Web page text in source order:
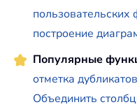
пользовательских
построение
Популярные
отметка дубликатов
Объединить